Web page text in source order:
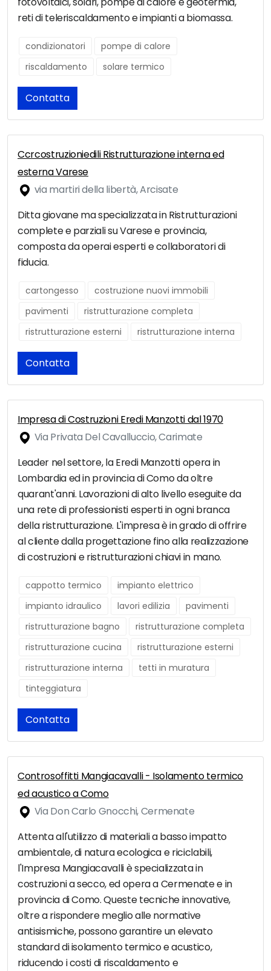
reti di teleriscaldamento e impianti a biomassa.
condizionatori
pompe di calore
riscaldamento
solare termico
Contatta
Ccrcostruzioniedili Ristrutturazione interna ed
esterna Varese
via martiri della libertà, Arcisate
Ditta giovane ma specializzata in Ristrutturazioni
complete e parziali su Varese e provincia,
composta da operai esperti e collaboratori di
fiducia.
cartongesso
costruzione nuovi immobili
pavimenti
ristrutturazione completa
ristrutturazione esterni
ristrutturazione interna
Contatta
Impresa di Costruzioni Eredi Manzotti dal 1970
Via Privata Del Cavalluccio, Carimate
Leader nel settore, la Eredi Manzotti opera in
Lombardia ed in provincia di Como da oltre
quarant'anni. Lavorazioni di alto livello eseguite da
una rete di professionisti esperti in ogni branca
della ristrutturazione. L'impresa è in grado di offrire
al cliente dalla progettazione fino alla realizzazione
di costruzioni e ristrutturazioni chiavi in mano.
cappotto termico
impianto elettrico
impianto idraulico
lavori edilizia
pavimenti
ristrutturazione bagno
ristrutturazione completa
ristrutturazione cucina
ristrutturazione esterni
ristrutturazione interna
tetti in muratura
tinteggiatura
Contatta
Controsoffitti Mangiacavalli - Isolamento termico
ed acustico a Como
Via Don Carlo Gnocchi, Cermenate
Attenta all'utilizzo di materiali a basso impatto
ambientale, di natura ecologica e riciclabili,
l'Impresa Mangiacavalli è specializzata in
costruzioni a secco, ed opera a Cermenate e in
provincia di Como. Queste tecniche innovative,
oltre a rispondere meglio alle normative
antisismiche, possono garantire un elevato
standard di isolamento termico e acustico,
riducendo i costi di riscaldamento e